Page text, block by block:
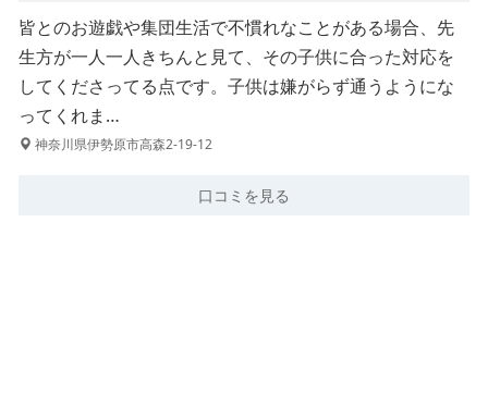
皆とのお遊戯や集団生活で不慣れなことがある場合、先
生方が一人一人きちんと見て、その子供に合った対応を
してくださってる点です。子供は嫌がらず通うようにな
ってくれま…
神奈川県伊勢原市高森2-19-12
口コミを見る